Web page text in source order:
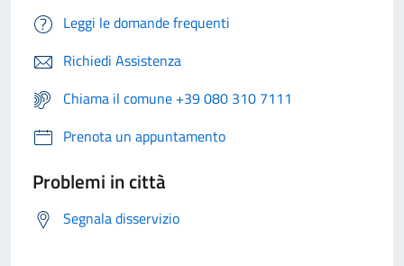
Leggi le domande frequenti
Richiedi Assistenza
Chiama il comune +39 080 310 7111
Prenota un appuntamento
Problemi in città
Segnala disservizio